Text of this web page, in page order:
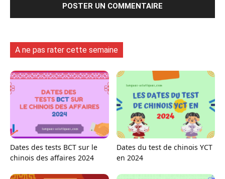
A ne pas rater cette semaine
Dates des tests BCT sur le
chinois des affaires 2024
Dates du test de chinois YCT
en 2024